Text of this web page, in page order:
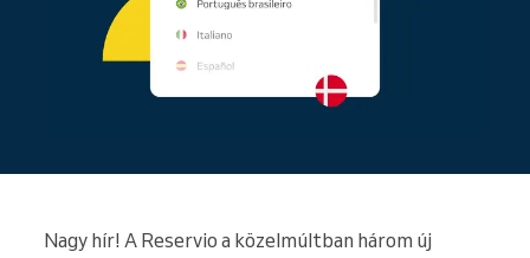
Nagy hír! A Reservio a közelmúltban három új